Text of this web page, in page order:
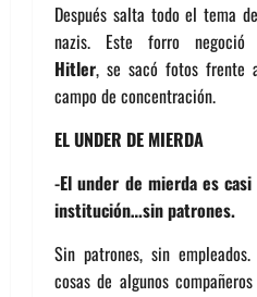
Después salta todo el tema
nazis. Este forro negoció
Hitler, se sacó fotos frente
campo de concentración.
EL UNDER DE MIERDA
-El under de mierda es casi
institución…sin patrones.
Sin patrones, sin empleados.
cosas de algunos